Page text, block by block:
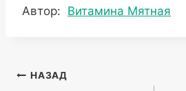
Метки
Автор: Витамина Мятная
Навигация
НАЗАД